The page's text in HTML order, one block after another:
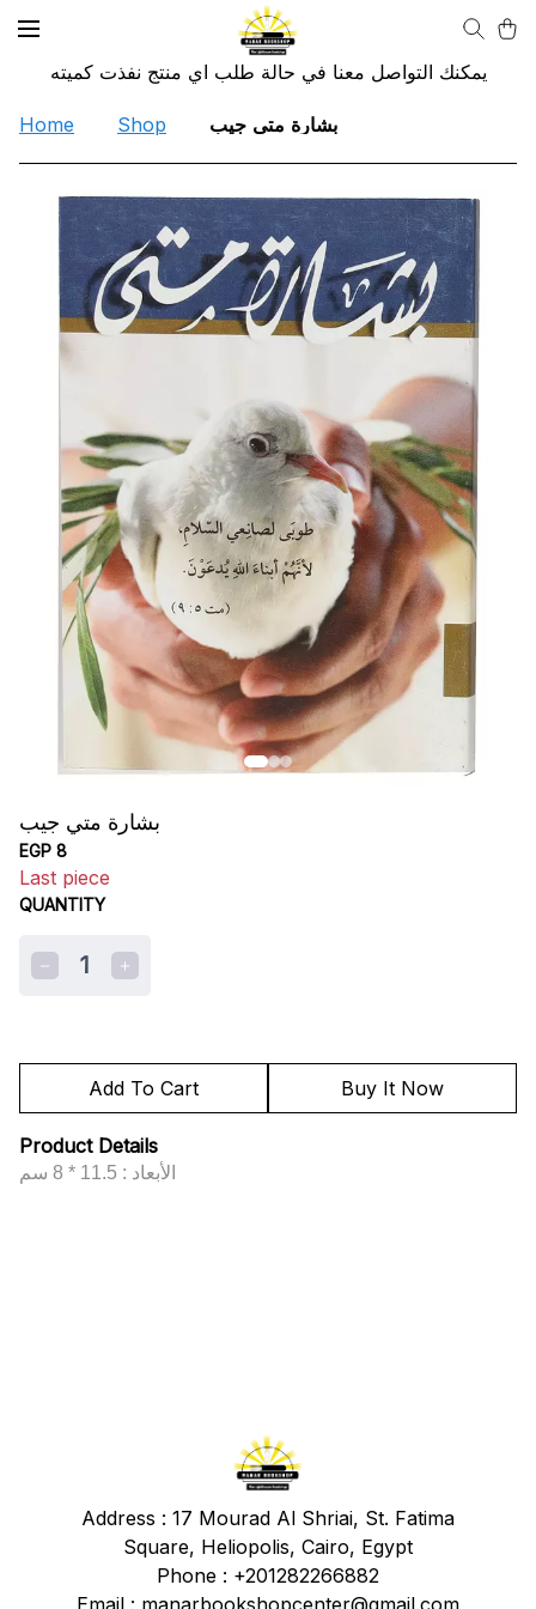
يمكنك التواصل معنا في حالة طلب اي منتج نفذت كميته
Home Shop بشارة متي جيب
بشارة متي جيب
EGP 8
Last piece
QUANTITY
1
Add To Cart Buy It Now
Product Details
الأبعاد : 11.5 * 8 سم
Address : 17 Mourad Al Shriai, St. Fatima
Square, Heliopolis, Cairo, Egypt
Phone : +201282266882
Email : manarbookshopcenter@gmail.com